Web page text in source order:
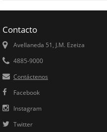
Contacto
Avellaneda 51, J.M. Ezeiza
4885-9000
Contáctenos
Facebook
Instagram
Twitter